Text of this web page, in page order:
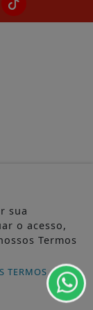
sua
o acesso,
Termos
TERMOS